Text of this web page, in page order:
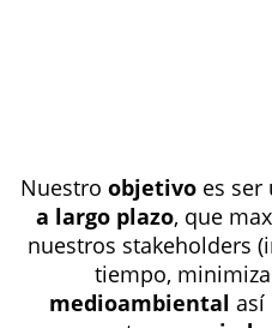
Nuestro objetivo es ser
a largo plazo, que
nuestros stakeholders
tiempo,
medioambiental así